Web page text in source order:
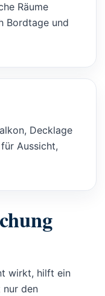
Räume
Bordtage und
Decklage
Aussicht,
wirkt, hilft ein
nur den